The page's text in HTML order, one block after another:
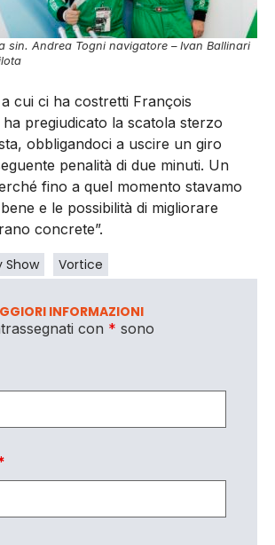
sin. Andrea Togni navigatore – Ivan Ballinari
cui ci ha costretti François
pregiudicato la scatola sterzo
obbligandoci a uscire un giro
penalità di due minuti. Un
fino a quel momento stavamo
e le possibilità di migliorare
concrete”.
Show Vortice
INFORMAZIONI
con * sono